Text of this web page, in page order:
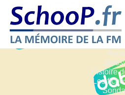
Histoire
Les